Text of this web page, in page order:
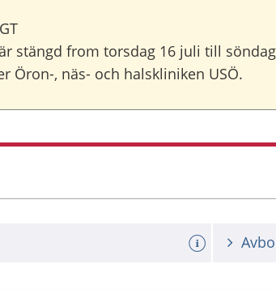
stängd from torsdag 16 juli till
Öron-, näs- och halskliniken USÖ.